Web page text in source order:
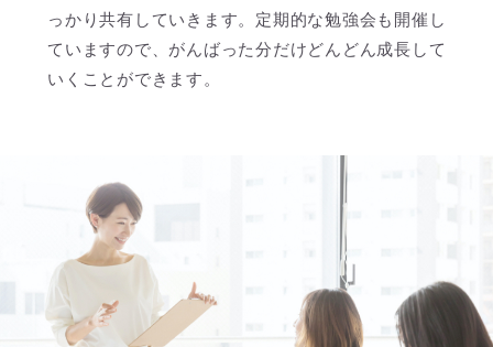
っかり共有していきます。定期的な勉強会も開催し
ていますので、がんばった分だけどんどん成長して
いくことができます。